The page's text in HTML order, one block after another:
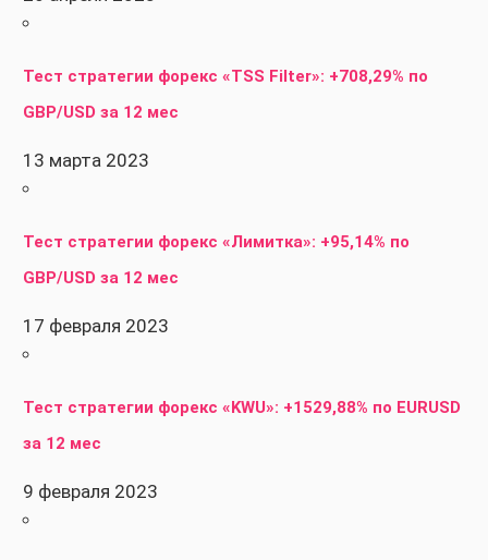
Тест стратегии форекс «TSS Filter»: +708,29% по
GBP/USD за 12 мес
13 марта 2023
Тест стратегии форекс «Лимитка»: +95,14% по
GBP/USD за 12 мес
17 февраля 2023
Тест стратегии форекс «KWU»: +1529,88% по EURUSD
за 12 мес
9 февраля 2023